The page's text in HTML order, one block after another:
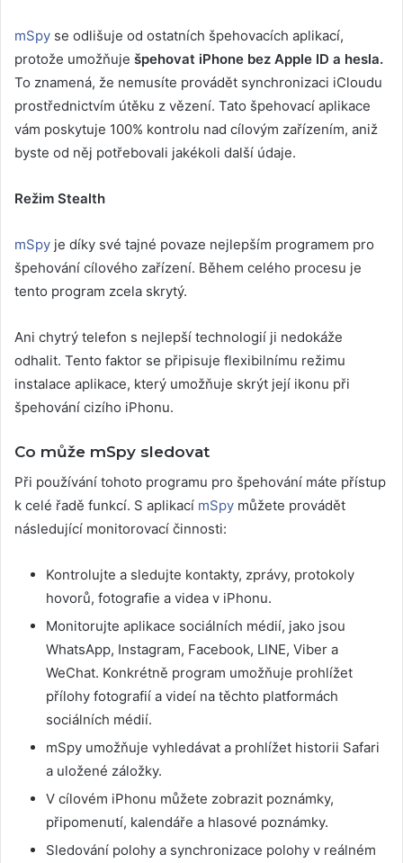
mSpy se odlišuje od ostatních špehovacích aplikací,
protože umožňuje špehovat iPhone bez Apple ID a hesla.
To znamená, že nemusíte provádět synchronizaci iCloudu
prostřednictvím útěku z vězení. Tato špehovací aplikace
vám poskytuje 100% kontrolu nad cílovým zařízením, aniž
byste od něj potřebovali jakékoli další údaje.
Režim Stealth
mSpy je díky své tajné povaze nejlepším programem pro
špehování cílového zařízení. Během celého procesu je
tento program zcela skrytý.
Ani chytrý telefon s nejlepší technologií ji nedokáže
odhalit. Tento faktor se připisuje flexibilnímu režimu
instalace aplikace, který umožňuje skrýt její ikonu při
špehování cizího iPhonu.
Co může mSpy sledovat
Při používání tohoto programu pro špehování máte přístup
k celé řadě funkcí. S aplikací mSpy můžete provádět
následující monitorovací činnosti:
Kontrolujte a sledujte kontakty, zprávy, protokoly
hovorů, fotografie a videa v iPhonu.
Monitorujte aplikace sociálních médií, jako jsou
WhatsApp, Instagram, Facebook, LINE, Viber a
WeChat. Konkrétně program umožňuje prohlížet
přílohy fotografií a videí na těchto platformách
sociálních médií.
mSpy umožňuje vyhledávat a prohlížet historii Safari
a uložené záložky.
V cílovém iPhonu můžete zobrazit poznámky,
připomenutí, kalendáře a hlasové poznámky.
Sledování polohy a synchronizace polohy v reálném